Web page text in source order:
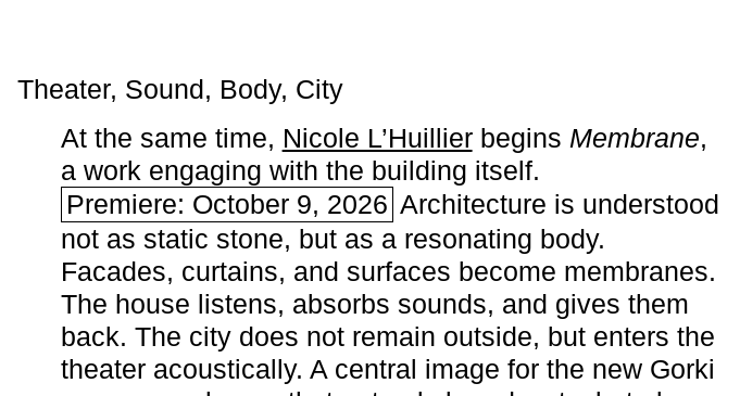
Theater, Sound, Body, City
At the same time, Nicole L’Huillierbegins ­ Membrane,
a work engaging with the building itself.
Premiere: October 9, 2026 Architecture is understood
not as static stone, but as a resonating body.
Facades, curtains, and surfaces become membranes.
The house listens, absorbs sounds, and gives them
back. The city does not remain outside, but enters the
theater acoustically. A central image for the new Gorki